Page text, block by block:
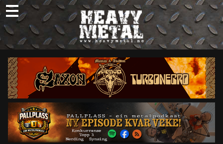
Skip
to
content
Nyheter
Omtaler
Intervjuer
Om oss
Abonner